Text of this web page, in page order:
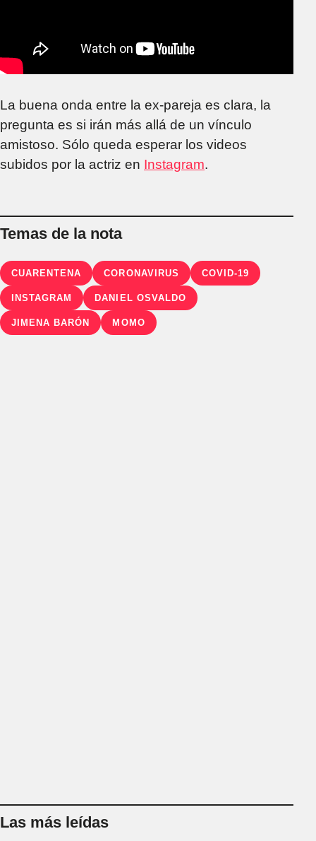
La buena onda entre la ex-pareja es clara, la
pregunta es si irán más allá de un vínculo
amistoso. Sólo queda esperar los videos
subidos por la actriz en Instagram.
Temas de la nota
CUARENTENA CORONAVIRUS COVID-19
INSTAGRAM DANIEL OSVALDO
JIMENA BARÓN MOMO
Las más leídas